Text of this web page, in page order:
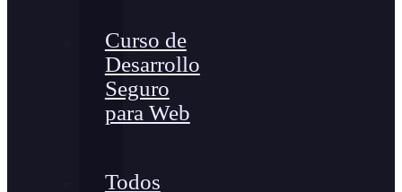
Curso de
Desarrollo
Seguro
para Web
Todos